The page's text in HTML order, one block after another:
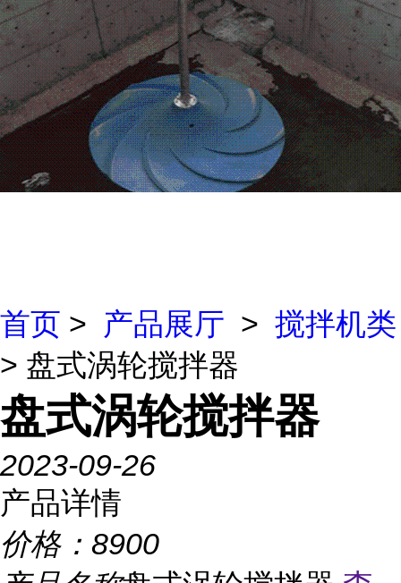
首页 > 产品展厅 > 搅拌机类
> 盘式涡轮搅拌器
盘式涡轮搅拌器
2023-09-26
产品详情
价格： 8900